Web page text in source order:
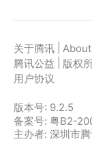
关于腾讯
腾讯公益
版权
用户协议
版本号: 9.2.5
备案号: 粤B2-
主办者: 深圳市